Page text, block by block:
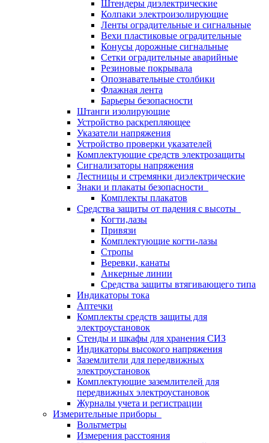
Штендеры диэлектрические
Колпаки электроизолирующие
Ленты оградительные и сигнальные
Вехи пластиковые оградительные
Конусы дорожные сигнальные
Сетки оградительные аварийные
Резиновые покрывала
Опознавательные столбики
Флажная лента
Барьеры безопасности
Штанги изолирующие
Устройство раскрепляющее
Указатели напряжения
Устройство проверки указателей
Комплектующие средств электрозащиты
Сигнализаторы напряжения
Лестницы и стремянки диэлектрические
Знаки и плакаты безопасности
Комплекты плакатов
Средства защиты от падения с высоты
Когти,лазы
Привязи
Комплектующие когти-лазы
Стропы
Веревки, канаты
Анкерные линии
Средства защиты втягивающего типа
Индикаторы тока
Аптечки
Комплекты средств защиты для
электроустановок
Стенды и шкафы для хранения СИЗ
Индикаторы высокого напряжения
Заземлители для передвижных
электроустановок
Комплектующие заземлителей для
передвижных электроустановок
Журналы учета и регистрации
Измерительные приборы
Вольтметры
Измерения расстояния